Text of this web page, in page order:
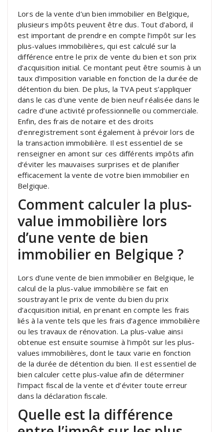
Lors de la vente d’un bien immobilier en Belgique,
plusieurs impôts peuvent être dus. Tout d’abord, il
est important de prendre en compte l’impôt sur les
plus-values immobilières, qui est calculé sur la
différence entre le prix de vente du bien et son prix
d’acquisition initial. Ce montant peut être soumis à un
taux d’imposition variable en fonction de la durée de
détention du bien. De plus, la TVA peut s’appliquer
dans le cas d’une vente de bien neuf réalisée dans le
cadre d’une activité professionnelle ou commerciale.
Enfin, des frais de notaire et des droits
d’enregistrement sont également à prévoir lors de
la transaction immobilière. Il est essentiel de se
renseigner en amont sur ces différents impôts afin
d’éviter les mauvaises surprises et de planifier
efficacement la vente de votre bien immobilier en
Belgique.
Comment calculer la plus-
value immobilière lors
d’une vente de bien
immobilier en Belgique ?
Lors d’une vente de bien immobilier en Belgique, le
calcul de la plus-value immobilière se fait en
soustrayant le prix de vente du bien du prix
d’acquisition initial, en prenant en compte les frais
liés à la vente tels que les frais d’agence immobilière
ou les travaux de rénovation. La plus-value ainsi
obtenue est ensuite soumise à l’impôt sur les plus-
values immobilières, dont le taux varie en fonction
de la durée de détention du bien. Il est essentiel de
bien calculer cette plus-value afin de déterminer
l’impact fiscal de la vente et d’éviter toute erreur
dans la déclaration fiscale.
Quelle est la différence